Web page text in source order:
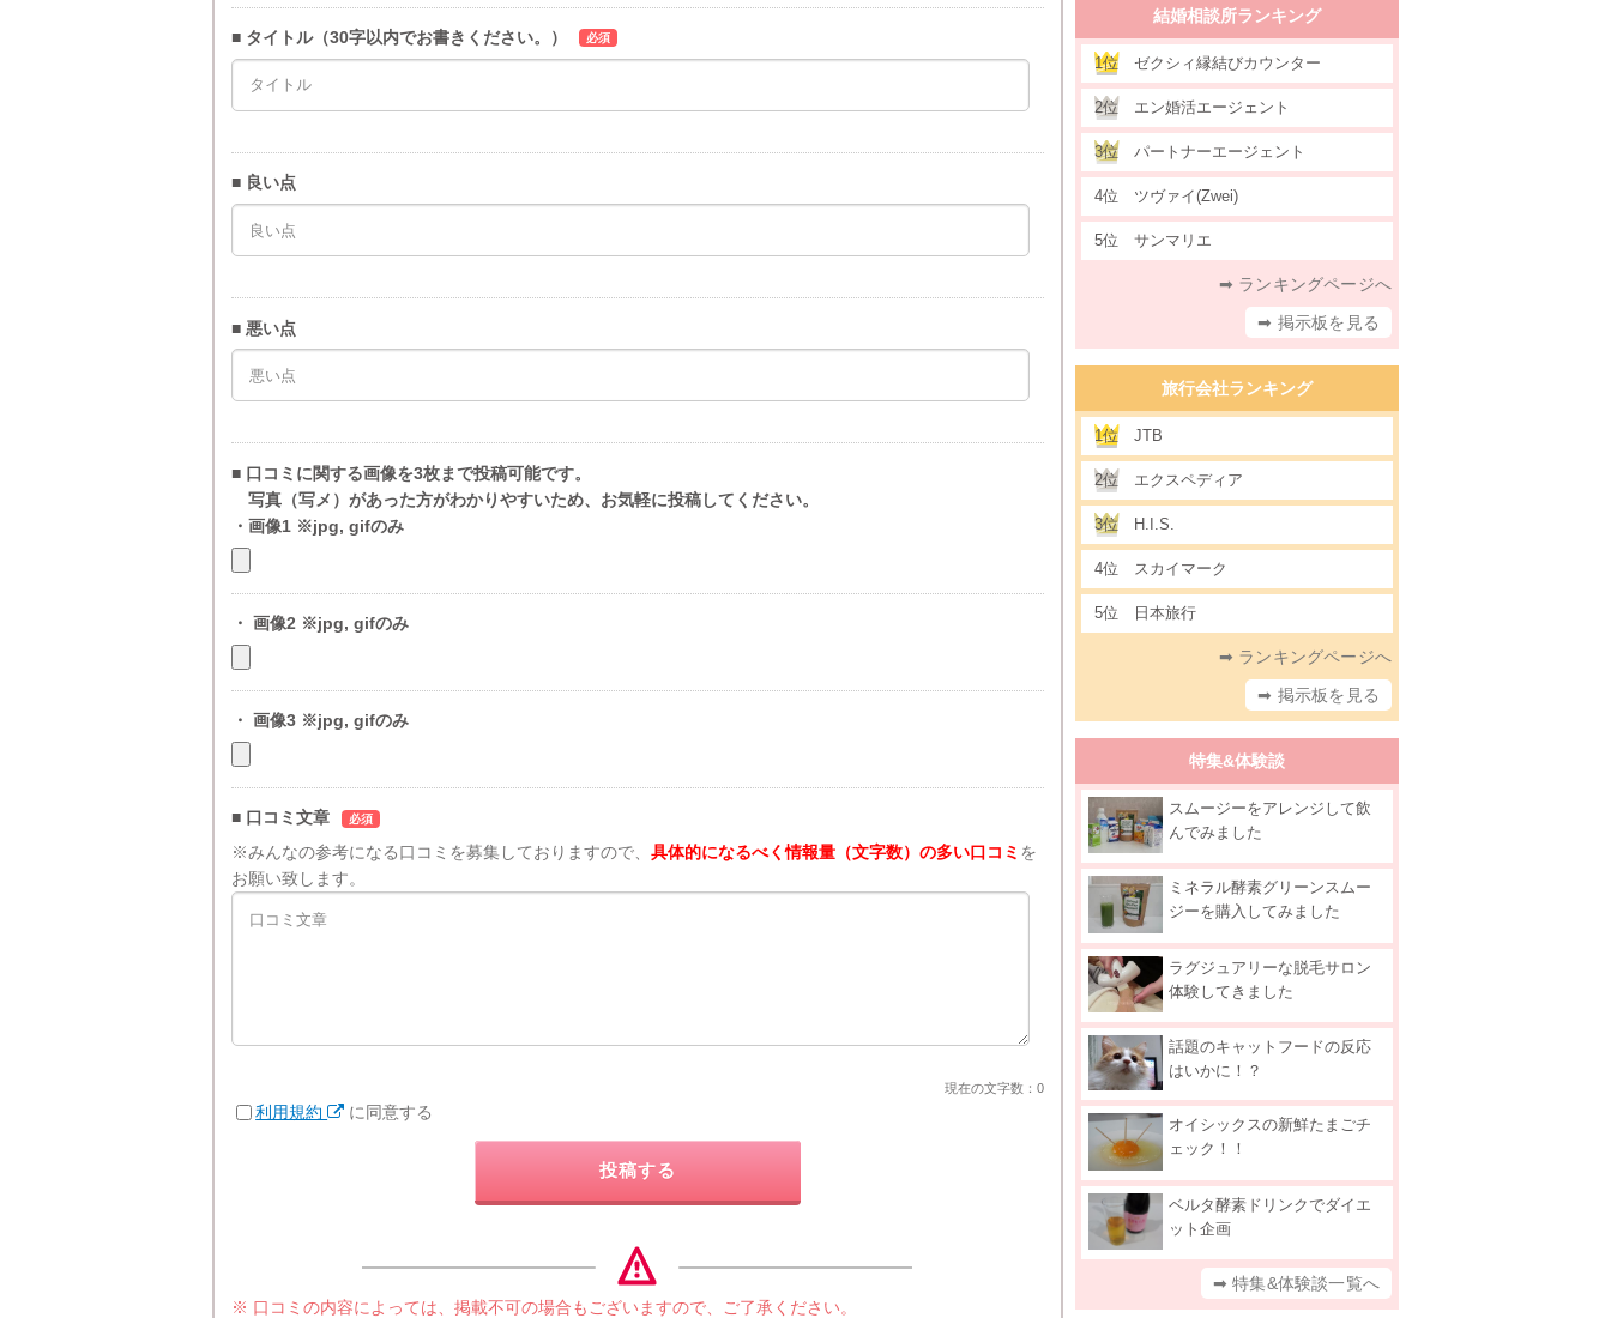
■ タイトル（30字以内でお書きください。） 必須
■ 良い点
■ 悪い点
■ 口コミに関する画像を3枚まで投稿可能です。
写真（写メ）があった方がわかりやすいため、お気軽に投稿してください。
・画像1 ※jpg, gifのみ
・ 画像2 ※jpg, gifのみ
・ 画像3 ※jpg, gifのみ
■ 口コミ文章 必須
※みんなの参考になる口コミを募集しておりますので、具体的になるべく情報量（文字数）の多い口コミ を
お願い致します。
現在の文字数： 0
利用規約 に同意する
投稿する
※ 口コミの内容によっては、掲載不可の場合もございますので、ご了承ください。
結婚相談所ランキング
1位 ゼクシィ縁結びカウンター
2位 エン婚活エージェント
3位 パートナーエージェント
4位 ツヴァイ(Zwei)
5位 サンマリエ
➡ ランキングページへ
➡ 掲示板を見る
旅行会社ランキング
1位 JTB
2位 エクスペディア
3位 H.I.S.
4位 スカイマーク
5位 日本旅行
➡ ランキングページへ
➡ 掲示板を見る
特集&体験談
スムージーをアレンジして飲
んでみました
ミネラル酵素グリーンスムー
ジーを購入してみました
ラグジュアリーな脱毛サロン
体験してきました
話題のキャットフードの反応
はいかに！？
オイシックスの新鮮たまごチ
ェック！！
ベルタ酵素ドリンクでダイエ
ット企画
➡ 特集&体験談一覧へ